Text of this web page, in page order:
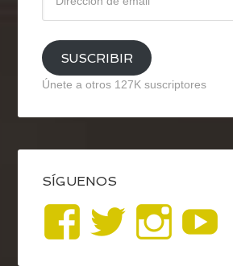
email
SUSCRIBIR
Únete a otros 127K suscriptores
SÍGUENOS
VerVerVer